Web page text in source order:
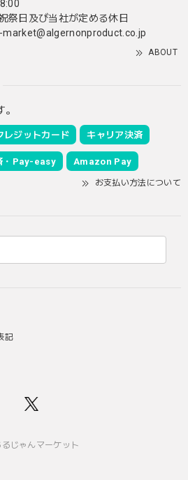
祭日及び当社が定める休日
market@algernonproduct.co.jp
ABOUT
レジットカード キャリア決済
・Pay-easy Amazon Pay
お支払い方法について
記
じゃんマーケット